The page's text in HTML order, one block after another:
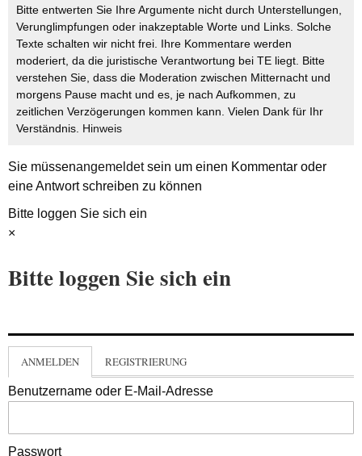
Bitte entwerten Sie Ihre Argumente nicht durch Unterstellungen,
Verunglimpfungen oder inakzeptable Worte und Links. Solche
Texte schalten wir nicht frei. Ihre Kommentare werden
moderiert, da die juristische Verantwortung bei TE liegt. Bitte
verstehen Sie, dass die Moderation zwischen Mitternacht und
morgens Pause macht und es, je nach Aufkommen, zu
zeitlichen Verzögerungen kommen kann. Vielen Dank für Ihr
Verständnis. Hinweis
Sie müssenangemeldetsein um einen Kommentar oder
eine Antwort schreiben zu können
Bitte loggen Sie sich ein
×
Bitte loggen Sie sich ein
ANMELDEN REGISTRIERUNG
Benutzername oder E-Mail-Adresse
Passwort